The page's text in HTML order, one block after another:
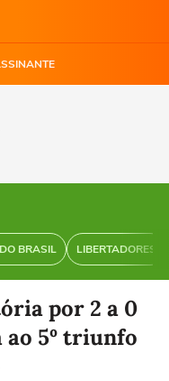
BRASIL LIBERTADORES
por 2 a 0
ao 5º triunfo